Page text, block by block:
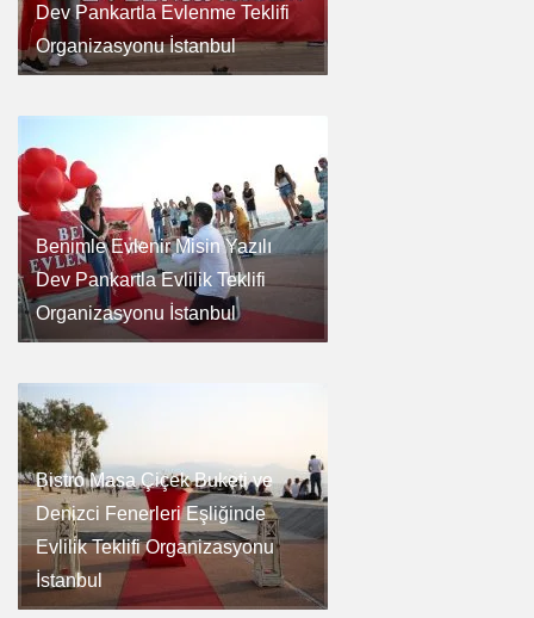
Dev Pankartla Evlenme Teklifi
Organizasyonu İstanbul
Benimle Evlenir Misin Yazılı
Dev Pankartla Evlilik Teklifi
Organizasyonu İstanbul
Bistro Masa Çiçek Buketi ve
Denizci Fenerleri Eşliğinde
Evlilik Teklifi Organizasyonu
İstanbul